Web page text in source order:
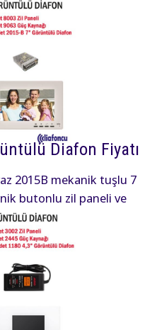
tuşlu zil paneli ve
paketi 40060₺ dir.
Diafon Fiyatı
2015B mekanik tuşlu 7
butonlu zil paneli ve
paketi 27850₺ dir.